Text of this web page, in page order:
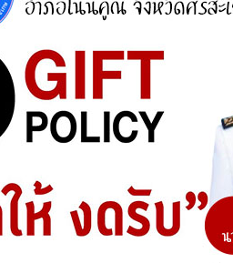
ย์ร้องเรียน
ป้องกันและปราบปรามการ
รป้องกันและปราบปรามการ